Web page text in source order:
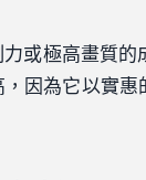
或極高畫質的
因為它以實惠